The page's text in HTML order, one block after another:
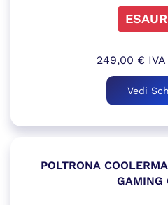
249,00 €IVA
Vedi
POLTRONA
GAMING